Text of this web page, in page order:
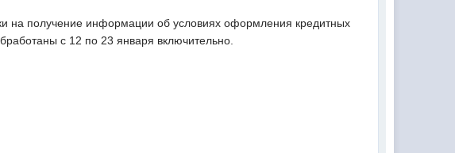
на получение информации об условиях оформления кредитных
с 12 по 23 января включительно.